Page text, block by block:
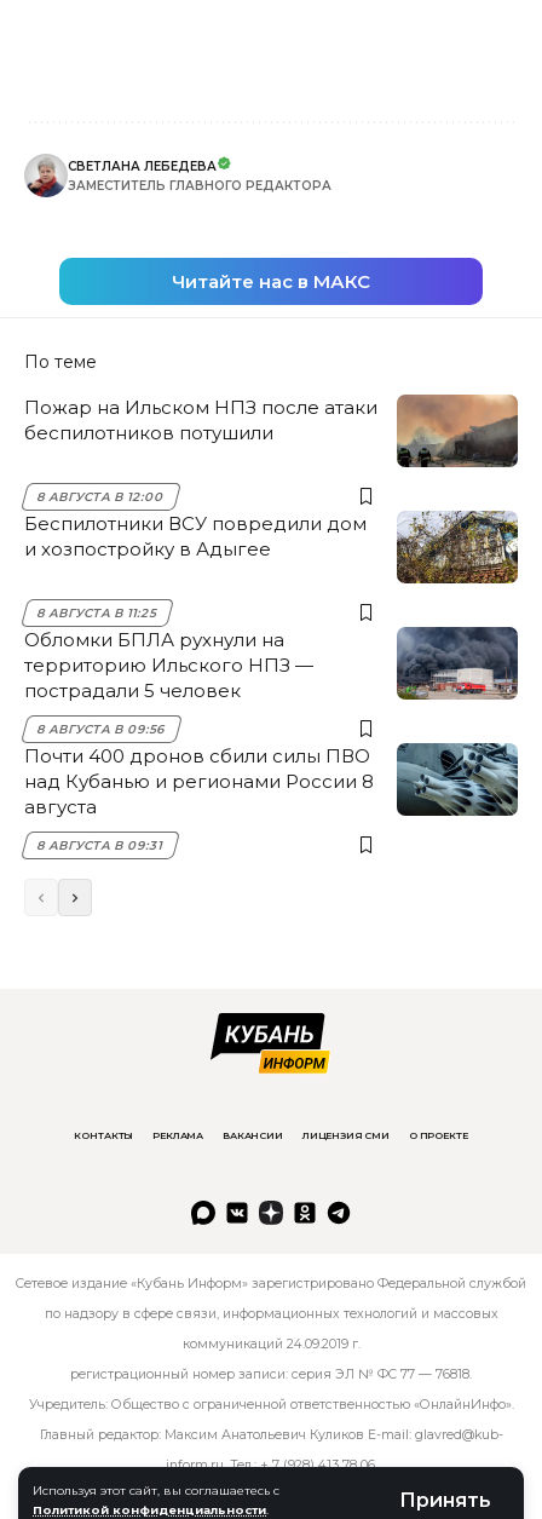
Используя этот сайт, вы соглашаетесь с
Политикой конфиденциальности
Принять
СВЕТЛАНА ЛЕБЕДЕВА
ЗАМЕСТИТЕЛЬ ГЛАВНОГО РЕДАКТОРА
Читайте нас в МАКС
По теме
Пожар на Ильском НПЗ после атаки
беспилотников потушили
8 АВГУСТА В 12:00
Беспилотники ВСУ повредили дом
и хозпостройку в Адыгее
8 АВГУСТА В 11:25
Обломки БПЛА рухнули на
территорию Ильского НПЗ —
пострадали 5 человек
8 АВГУСТА В 09:56
Почти 400 дронов сбили силы ПВО
над Кубанью и регионами России 8
августа
8 АВГУСТА В 09:31
КОНТАКТЫ РЕКЛАМА ВАКАНСИИ ЛИЦЕНЗИЯ СМИ О ПРОЕКТЕ
Сетевое издание «Кубань Информ» зарегистрировано Федеральной службой
по надзору в сфере связи, информационных технологий и массовых
коммуникаций 24.09.2019 г.
регистрационный номер записи: серия ЭЛ № ФС 77 — 76818.
Учредитель: Общество с ограниченной ответственностью «ОнлайнИнфо».
Главный редактор: Максим Анатольевич Куликов E-mail: glavred@kub-
inform.ru. Тел.:+ 7 (928) 413 78 06.